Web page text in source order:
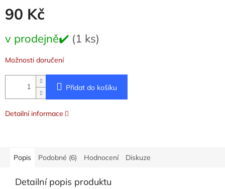
90 Kč
cena:
v prodejně✔️ (1 ks)
Možnosti doručení
Přidat do košíku
Detailní informace
Popis Podobné (6) Hodnocení Diskuze
Detailní popis produktu